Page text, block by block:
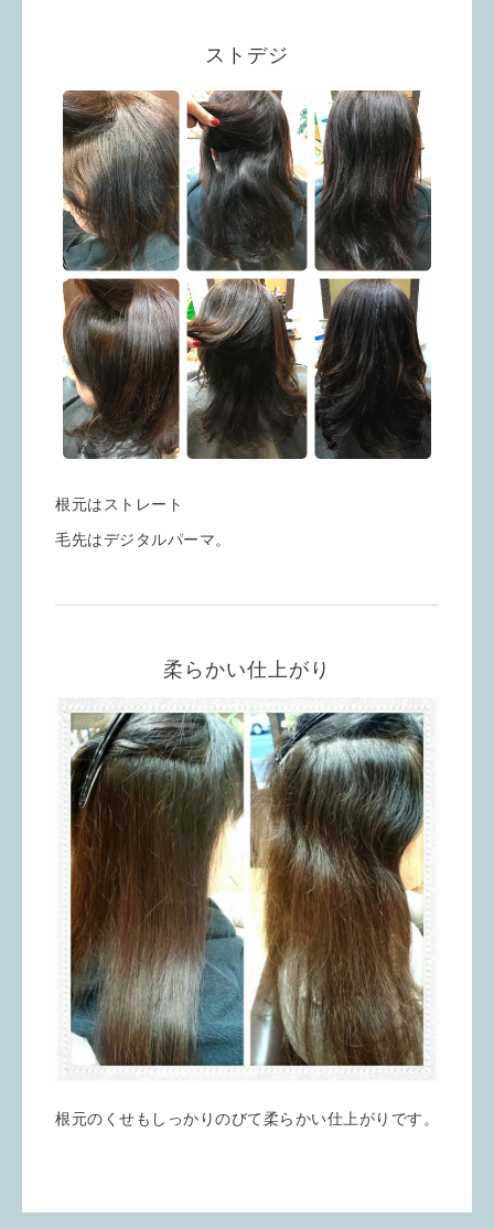
ストデジ
根元はストレート
毛先はデジタルパーマ。
柔らかい仕上がり
根元のくせもしっかりのびて柔らかい仕上がりです。